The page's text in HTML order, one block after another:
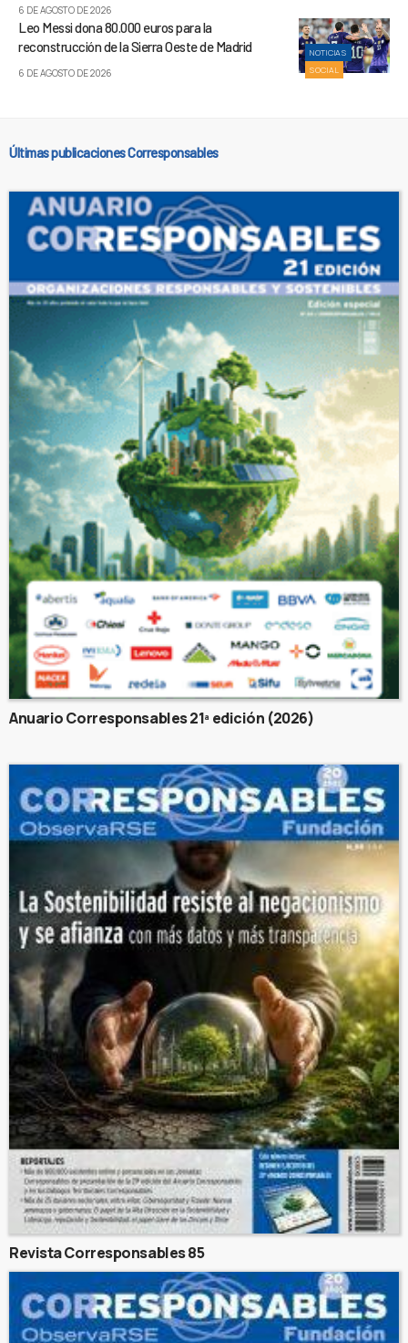
6 DE AGOSTO DE 2026
NOTICIAS
SOCIAL
Leo Messi dona 80.000 euros para la
reconstrucción de la Sierra Oeste de Madrid
6 DE AGOSTO DE 2026
Últimas publicaciones Corresponsables
Anuario Corresponsables 21ª edición (2026)
Revista Corresponsables 85